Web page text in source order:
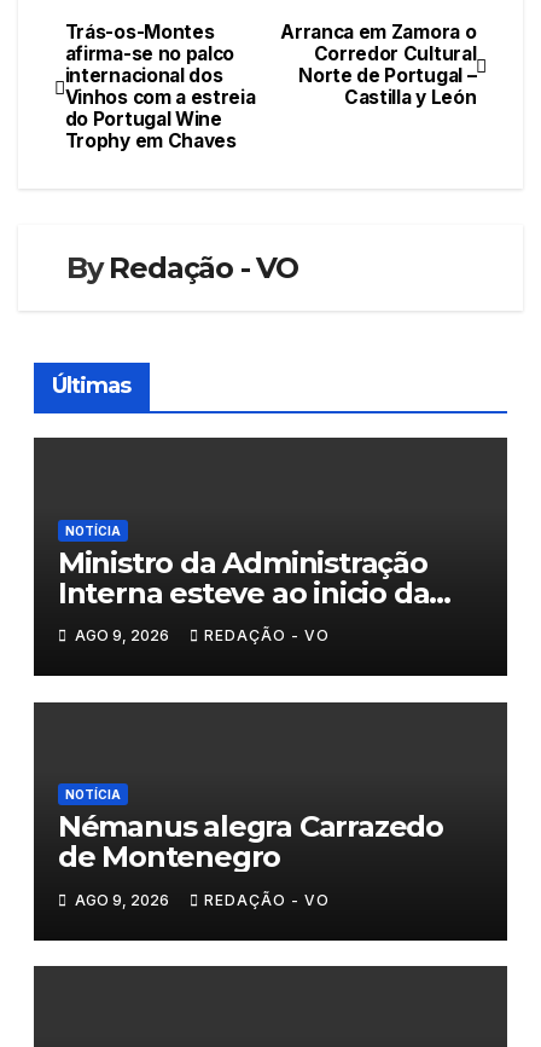
Navegação
de
artigos
Arranca em Zamora o
Corredor Cultural
Norte de Portugal –
Castilla y León
Trás-os-Montes
afirma-se no palco
internacional dos
Vinhos com a estreia
do Portugal Wine
Trophy em Chaves
ByRedação - VO
Últimas
NOTÍCIA
Ministro da Administração
Interna esteve ao inicio da
tarde em Valpaços
AGO 9, 2026 REDAÇÃO - VO
NOTÍCIA
Némanus alegra Carrazedo
de Montenegro
AGO 9, 2026 REDAÇÃO - VO